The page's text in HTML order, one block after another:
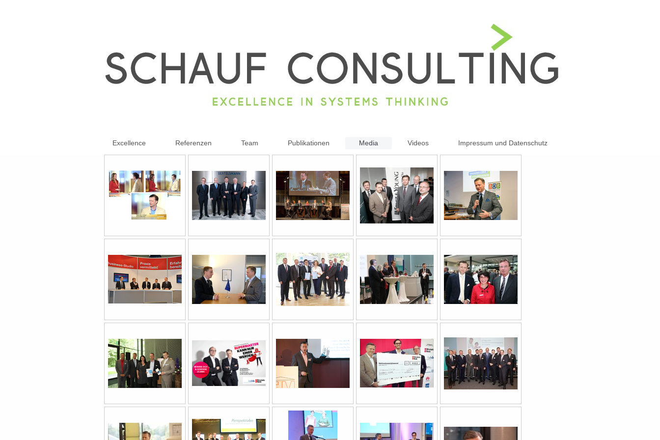
Excellence Referenzen Team Publikationen Media Videos Impressum und Datenschutz